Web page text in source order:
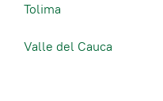
Tolima
Valle del Cauca